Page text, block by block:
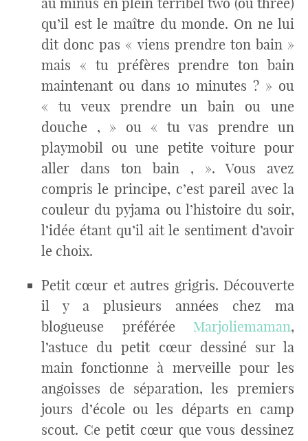
qu’il est le maître du monde. On ne lui
dit donc pas « viens prendre ton bain »
mais « tu préfères prendre ton bain
maintenant ou dans 10 minutes ? » ou
« tu veux prendre un bain ou une
douche , » ou « tu vas prendre un
playmobil ou une petite voiture pour
aller dans ton bain , ». Vous avez
compris le principe, c’est pareil avec la
couleur du pyjama ou l’histoire du soir,
l’idée étant qu’il ait le sentiment d’avoir
le choix.
Petit cœur et autres grigris. Découverte
il y a plusieurs années chez ma
blogueuse préférée Marjoliemaman,
l’astuce du petit cœur dessiné sur la
main fonctionne à merveille pour les
angoisses de séparation, les premiers
jours d’école ou les départs en camp
scout. Ce petit cœur que vous dessinez